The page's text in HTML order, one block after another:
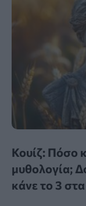
Κουίζ: Πόσο
μυθολογία;
κάνε το 3